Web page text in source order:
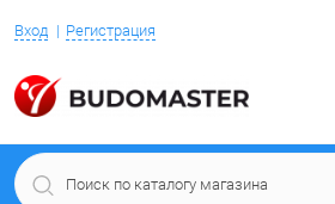
Вход Регистрация